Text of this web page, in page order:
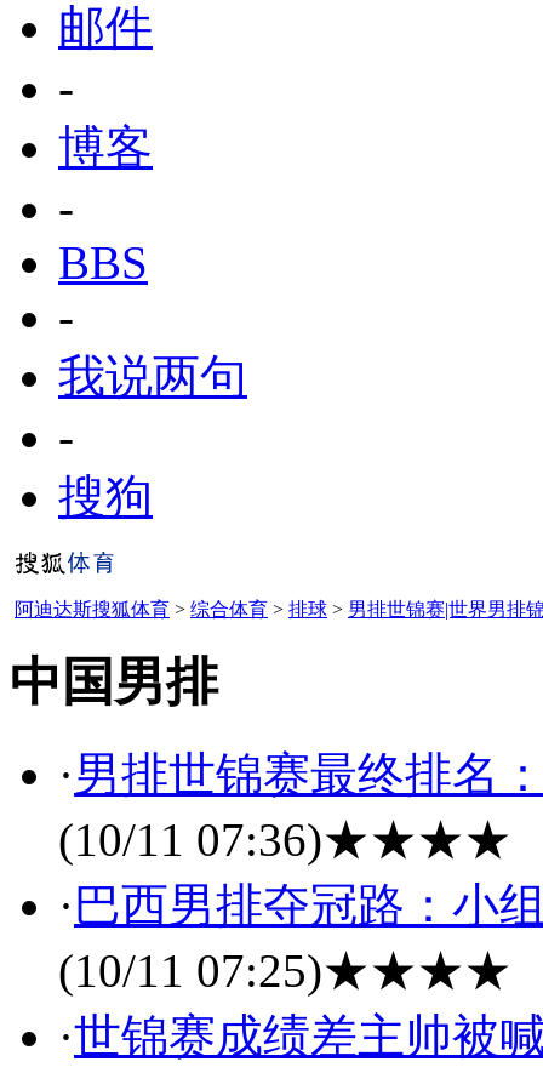
邮件
-
博客
-
BBS
-
我说两句
-
搜狗
阿迪达斯搜狐体育 > 综合体育 > 排球 > 男排世锦赛|世界男排
中国男排
·男排世锦赛最终排名
(10/11 07:36)★★★★
·巴西男排夺冠路：小
(10/11 07:25)★★★★
·世锦赛成绩差主帅被